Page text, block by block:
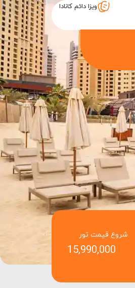
ویزا دائم کانادا
شروع قیمت تور